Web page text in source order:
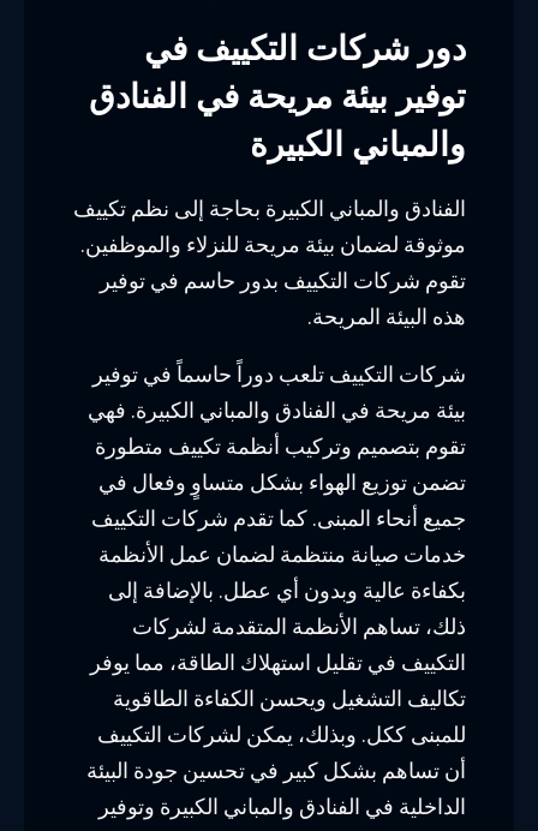
دور شركات التكييف في
توفير بيئة مريحة في الفنادق
والمباني الكبيرة
الفنادق والمباني الكبيرة بحاجة إلى نظم تكييف
موثوقة لضمان بيئة مريحة للنزلاء والموظفين.
تقوم شركات التكييف بدور حاسم في توفير
هذه البيئة المريحة.
شركات التكييف تلعب دوراً حاسماً في توفير
بيئة مريحة في الفنادق والمباني الكبيرة. فهي
تقوم بتصميم وتركيب أنظمة تكييف متطورة
تضمن توزيع الهواء بشكل متساوٍ وفعال في
جميع أنحاء المبنى. كما تقدم شركات التكييف
خدمات صيانة منتظمة لضمان عمل الأنظمة
بكفاءة عالية وبدون أي عطل. بالإضافة إلى
ذلك، تساهم الأنظمة المتقدمة لشركات
التكييف في تقليل استهلاك الطاقة، مما يوفر
تكاليف التشغيل ويحسن الكفاءة الطاقوية
للمبنى ككل. وبذلك، يمكن لشركات التكييف
أن تساهم بشكل كبير في تحسين جودة البيئة
الداخلية في الفنادق والمباني الكبيرة وتوفير